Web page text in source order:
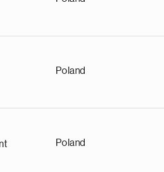
Poland
Poland
o